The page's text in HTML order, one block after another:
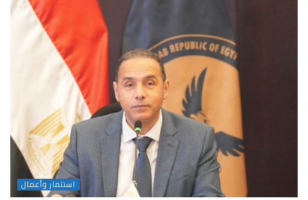
استثمار وأعمال